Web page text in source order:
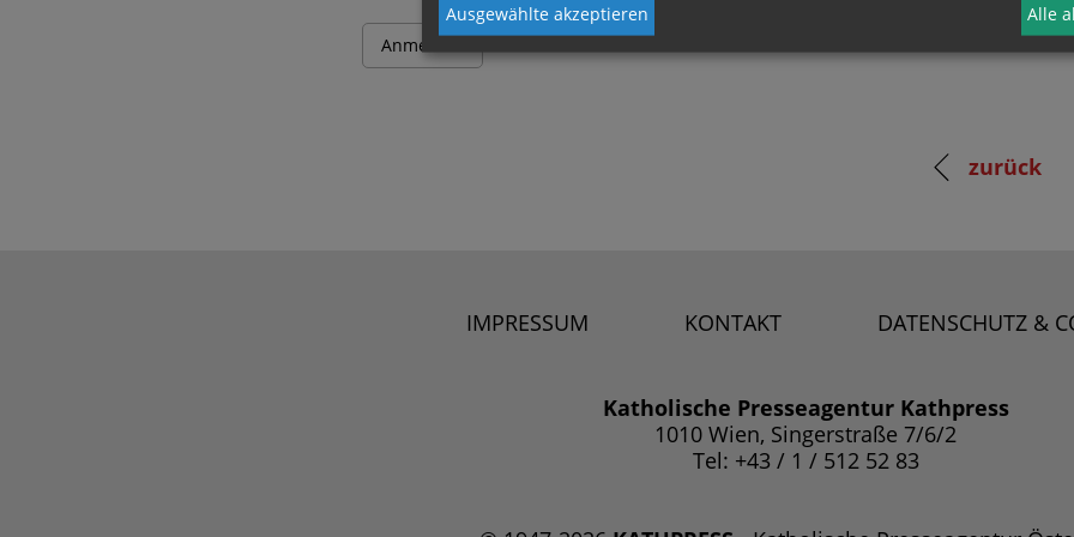
zurück
IMPRESSUM KONTAKT DATENSCHUTZ &
Katholische Presseagentur Kathpress
1010 Wien, Singerstraße 7/6/2
Tel: +43 / 1 / 512 52 83
Ausgewählte akzeptieren Alle